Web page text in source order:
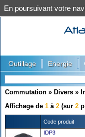
Outillage Energie
Commutation » Divers »
Affichage de 1 à 2 (sur 2
Code produit
IDP3
En poursuivant votre